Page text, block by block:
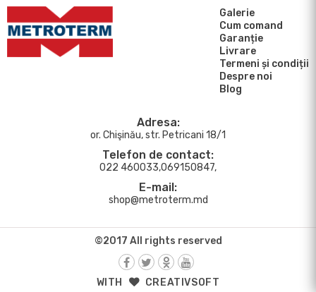
Galerie
Cum comand
Garanție
Livrare
Termeni și condiții
Despre noi
Blog
Adresa:
or. Chişinău, str. Petricani 18/1
Telefon de contact:
022 460033,069150847,
E-mail:
shop@metroterm.md
©2017 All rights reserved
WITH CREATIVSOFT